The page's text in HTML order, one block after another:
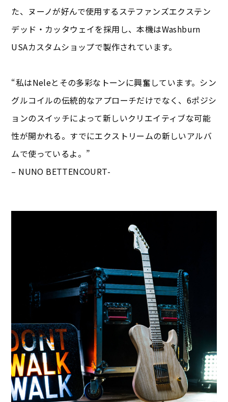
た、ヌーノが好んで使用するステファンズエクステン
デッド・カッタウェイを採用し、本機はWashburn
USAカスタムショップで製作されています。
“私はNeleとその多彩なトーンに興奮しています。シン
グルコイルの伝統的なアプローチだけでなく、6ポジシ
ョンのスイッチによって新しいクリエイティブな可能
性が開かれる。すでにエクストリームの新しいアルバ
ムで使っているよ。”
– NUNO BETTENCOURT-